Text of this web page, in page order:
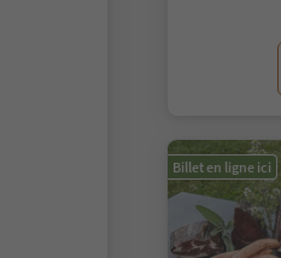
Billet en ligne ici